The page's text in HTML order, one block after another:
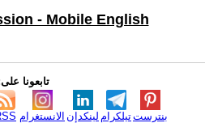
- Mobile English
تابعونا
الانستغرام لينكدإن تيلكرامبنترست